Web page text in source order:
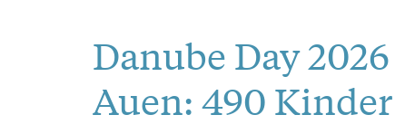
Danube Day
Auen: 490